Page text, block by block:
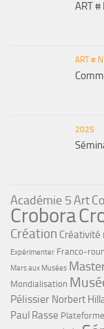
ART #
ART #
2025
Académie 5Art
Crobora
Création Créativité
Expérimenter Franco-
Mars aux Musées
Mondialisation
Pélissier Norbert
Paul Rasse